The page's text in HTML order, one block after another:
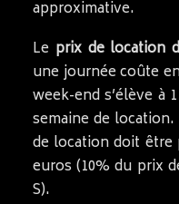
approximative.
Le prix de location
une journée coûte
week-end s’élève à
semaine de
de location doit être
euros (10% du prix
S).